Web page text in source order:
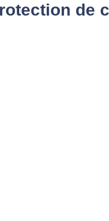
de